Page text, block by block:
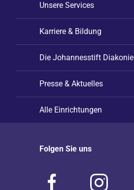
Unsere Services
Karriere & Bildung
Die Johannesstift Diakonie
Presse & Aktuelles
Alle Einrichtungen
Folgen Sie uns